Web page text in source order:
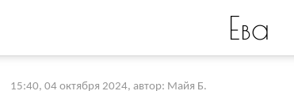
Ева
15:40, 04 октября 2024, автор: Майя Б.